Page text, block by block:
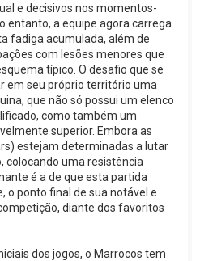
e decisivos nos momentos-
entanto, a equipe agora carrega
fadiga acumulada, além de
com lesões menores que
típico. O desafio que se
em seu próprio território uma
que não só possui um elenco
como também um
superior. Embora as
estejam determinadas a lutar
colocando uma resistência
é a de que esta partida
o ponto final de sua notável e
diante dos favoritos
dos jogos, o Marrocos tem